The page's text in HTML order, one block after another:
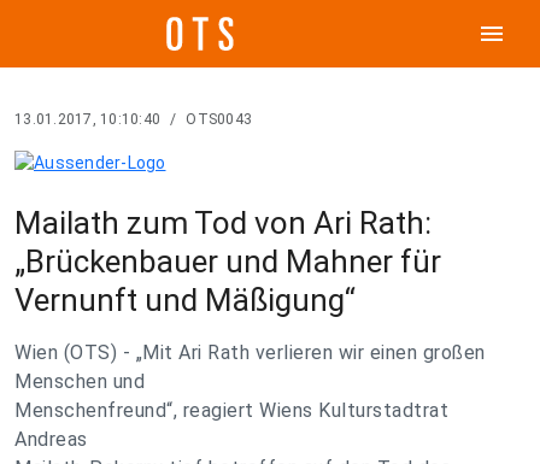
menu
13.01.2017, 10:10:40 / OTS0043
Mailath zum Tod von Ari Rath:
„Brückenbauer und Mahner für
Vernunft und Mäßigung“
Wien (OTS) - „Mit Ari Rath verlieren wir einen großen
Menschen und
Menschenfreund“, reagiert Wiens Kulturstadtrat
Andreas